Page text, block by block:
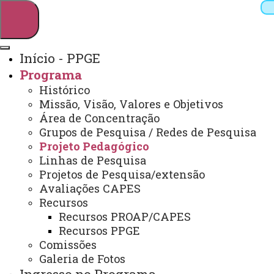
Webmail Sistemas
Telefones
Arquivo Virtual
Campus
Início - PPGE
Programa
Histórico
Missão, Visão, Valores e Objetivos
Área de Concentração
Grupos de Pesquisa / Redes de Pesquisa
Projeto Pedagógico
Linhas de Pesquisa
Projetos de Pesquisa/extensão
Avaliações CAPES
Recursos
Recursos PROAP/CAPES
Recursos PPGE
Comissões
Galeria de Fotos
Mestrado e Doutorado em Educação